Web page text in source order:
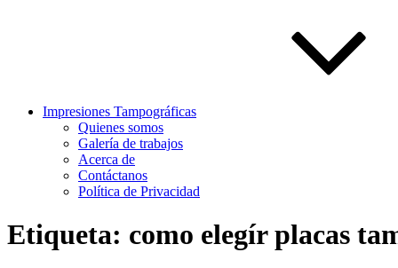
Impresiones Tampográficas
Quienes somos
Galería de trabajos
Acerca de
Contáctanos
Política de Privacidad
Etiqueta: como elegír placas